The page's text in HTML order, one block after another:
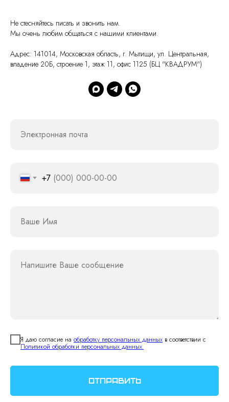
Не стесняйтесь писать и звонить нам.
Мы очень любим общаться с нашими клиентами.
Адрес: 141014, Московская область, г. Мытищи, ул. Центральная,
владение 20Б, строение 1, этаж 11, офис 1125 (БЦ "КВАДРУМ")
Электронная почта
+7
Ваше Имя
Напишите Ваше сообщение
Я даю согласие на обработку персональных данных в соответствии с
Политикой обработки персональных данных.
Отправить